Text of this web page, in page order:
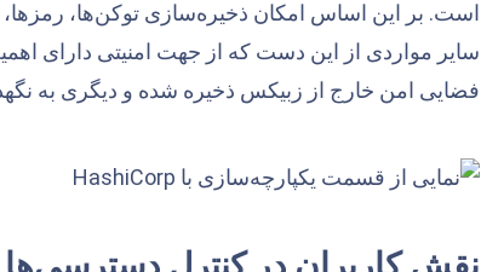
سایر مواردی از این دست که از جهت امنیتی دارای
فضایی امن خارج از زبیکس ذخیره شده و دیگری به